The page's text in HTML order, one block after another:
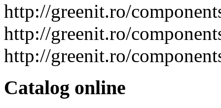
http://greenit.ro/
http://greenit.ro/
http://greenit.ro/
Catalog online